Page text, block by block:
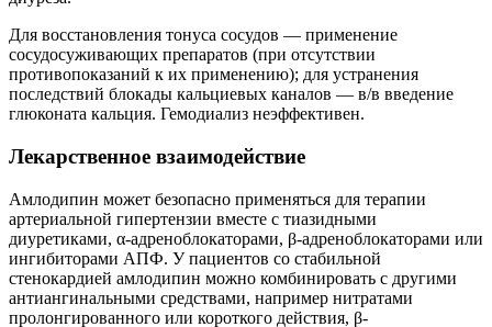
Для восстановления тонуса сосудов — применение
сосудосуживающих препаратов (при отсутствии
противопоказаний к их применению); для устранения
последствий блокады кальциевых каналов — в/в введение
глюконата кальция. Гемодиализ неэффективен.
Лекарственное взаимодействие
Амлодипин может безопасно применяться для терапии
артериальной гипертензии вместе с тиазидными
диуретиками, α-адреноблокаторами, β-адреноблокаторами или
ингибиторами АПФ. У пациентов со стабильной
стенокардией амлодипин можно комбинировать с другими
антиангинальными средствами, например нитратами
пролонгированного или короткого действия, β-